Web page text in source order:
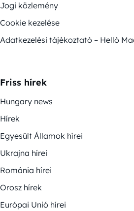
Jogi közlemény
Cookie kezelése
Adatkezelési tájékoztató – Helló
Friss hírek
Hungary news
Hírek
Egyesült Államok hírei
Ukrajna hírei
Románia hírei
Orosz hírek
Európai Unió hírei